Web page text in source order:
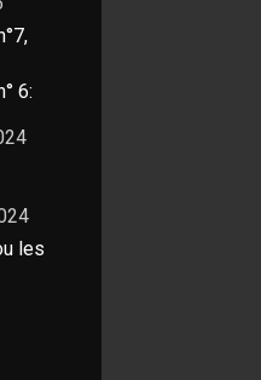
6:
les